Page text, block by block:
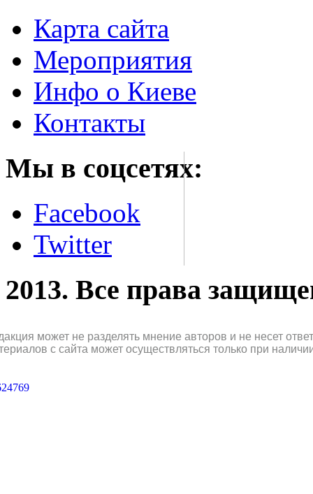
Карта сайта
Мероприятия
Инфо о Киеве
Контакты
Мы в соцсетях:
Facebook
Twitter
2013. Все права
может не разделять мнение авторов и не несет
с сайта может осуществляться только при